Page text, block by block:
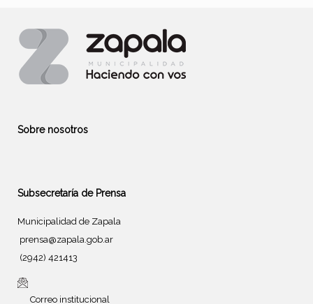
Sobre nosotros
Subsecretaría de Prensa
Municipalidad de Zapala
prensa@zapala.gob.ar
(2942) 421413
Correo institucional